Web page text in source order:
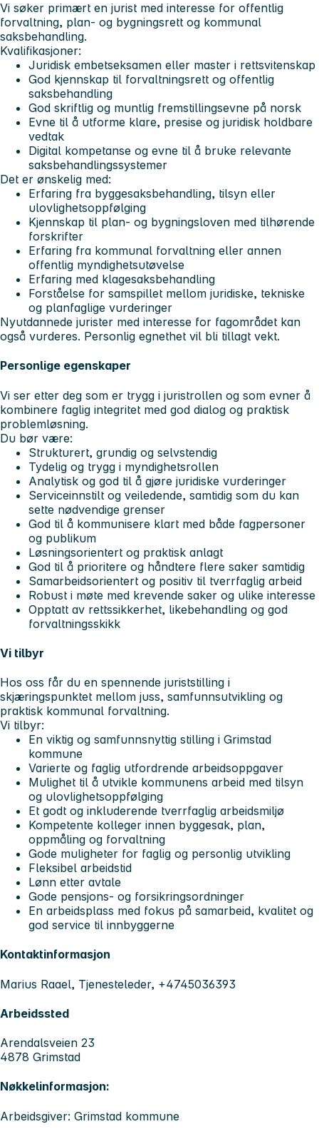
Vi søker primært en jurist med interesse for offentlig
forvaltning, plan- og bygningsrett og kommunal
saksbehandling.
Kvalifikasjoner:
Juridisk embetseksamen eller master i rettsvitenskap
God kjennskap til forvaltningsrett og offentlig
saksbehandling
God skriftlig og muntlig fremstillingsevne på norsk
Evne til å utforme klare, presise og juridisk holdbare
vedtak
Digital kompetanse og evne til å bruke relevante
saksbehandlingssystemer
Det er ønskelig med:
Erfaring fra byggesaksbehandling, tilsyn eller
ulovlighetsoppfølging
Kjennskap til plan- og bygningsloven med tilhørende
forskrifter
Erfaring fra kommunal forvaltning eller annen
offentlig myndighetsutøvelse
Erfaring med klagesaksbehandling
Forståelse for samspillet mellom juridiske, tekniske
og planfaglige vurderinger
Nyutdannede jurister med interesse for fagområdet kan
også vurderes. Personlig egnethet vil bli tillagt vekt.
Personlige egenskaper
Vi ser etter deg som er trygg i juristrollen og som evner å
kombinere faglig integritet med god dialog og praktisk
problemløsning.
Du bør være:
Strukturert, grundig og selvstendig
Tydelig og trygg i myndighetsrollen
Analytisk og god til å gjøre juridiske vurderinger
Serviceinnstilt og veiledende, samtidig som du kan
sette nødvendige grenser
God til å kommunisere klart med både fagpersoner
og publikum
Løsningsorientert og praktisk anlagt
God til å prioritere og håndtere flere saker samtidig
Samarbeidsorientert og positiv til tverrfaglig arbeid
Robust i møte med krevende saker og ulike interesse
Opptatt av rettssikkerhet, likebehandling og god
forvaltningsskikk
Vi tilbyr
Hos oss får du en spennende juriststilling i
skjæringspunktet mellom juss, samfunnsutvikling og
praktisk kommunal forvaltning.
Vi tilbyr:
En viktig og samfunnsnyttig stilling i Grimstad
kommune
Varierte og faglig utfordrende arbeidsoppgaver
Mulighet til å utvikle kommunens arbeid med tilsyn
og ulovlighetsoppfølging
Et godt og inkluderende tverrfaglig arbeidsmiljø
Kompetente kolleger innen byggesak, plan,
oppmåling og forvaltning
Gode muligheter for faglig og personlig utvikling
Fleksibel arbeidstid
Lønn etter avtale
Gode pensjons- og forsikringsordninger
En arbeidsplass med fokus på samarbeid, kvalitet og
god service til innbyggerne
Kontaktinformasjon
Marius Raael, Tjenesteleder, +4745036393
Arbeidssted
Arendalsveien 23
4878 Grimstad
Nøkkelinformasjon:
Arbeidsgiver: Grimstad kommune